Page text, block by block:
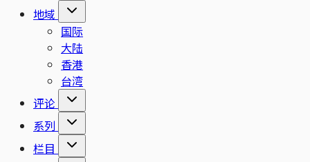
地域
国际
大陆
香港
台湾
评论
系列
栏目